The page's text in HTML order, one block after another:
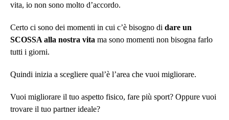
vita, io non sono molto d’accordo.
Certo ci sono dei momenti in cui c’è bisogno di dare un
SCOSSA alla nostra vita ma sono momenti non bisogna farlo
tutti i giorni.
Quindi inizia a scegliere qual’è l’area che vuoi migliorare.
Vuoi migliorare il tuo aspetto fisico, fare più sport? Oppure vuoi
trovare il tuo partner ideale?